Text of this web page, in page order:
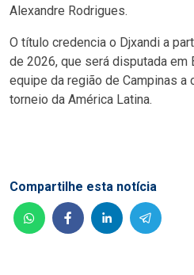
Alexandre Rodrigues.
O título credencia o Djxandi a
de 2026, que será disputada em
equipe da região de Campinas a
torneio da América Latina.
Compartilhe esta notícia